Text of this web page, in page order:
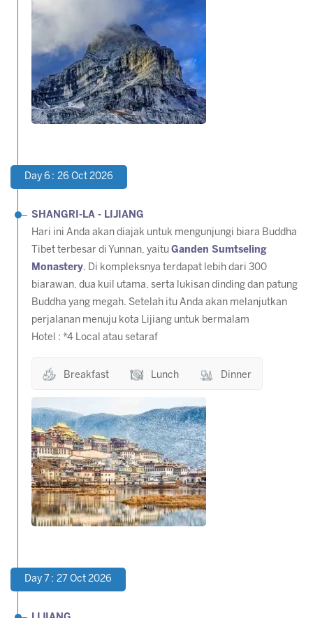
Day 6 : 26 Oct 2026
SHANGRI-LA - LIJIANG
Hari ini Anda akan diajak untuk mengunjungi biara Buddha
Tibet terbesar di Yunnan, yaitu Ganden Sumtseling
Monastery. Di kompleksnya terdapat lebih dari 300
biarawan, dua kuil utama, serta lukisan dinding dan patung
Buddha yang megah. Setelah itu Anda akan melanjutkan
perjalanan menuju kota Lijiang untuk bermalam
Hotel : *4 Local atau setaraf
Breakfast Lunch Dinner
Day 7 : 27 Oct 2026